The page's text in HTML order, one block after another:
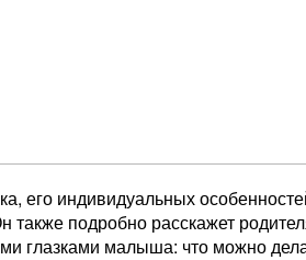
его индивидуальных
также подробно расскажет
глазками малыша: что можно